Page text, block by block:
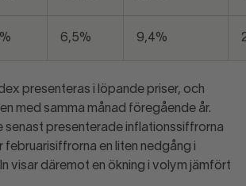
6,5% 9,4%
presenteras i löpande priser, och
med samma månad föregående år.
senast presenterade inflationssiffrorna
februarisiffrorna en liten nedgång i
visar däremot en ökning i volym jämfört